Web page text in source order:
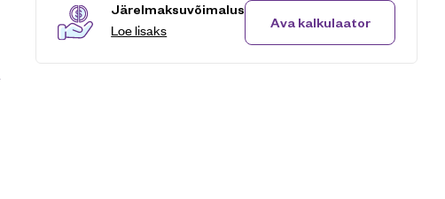
Järelmaksuvõimalus
Loe lisaks Ava kalkulaator